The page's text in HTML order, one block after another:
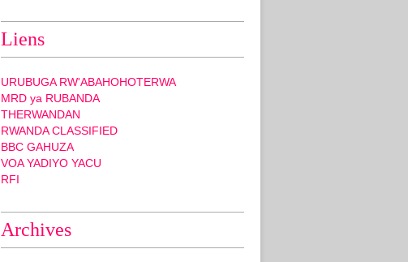
Liens
URUBUGA RW'ABAHOHOTERWA
MRD ya RUBANDA
THERWANDAN
RWANDA CLASSIFIED
BBC GAHUZA
VOA YADIYO YACU
RFI
Archives